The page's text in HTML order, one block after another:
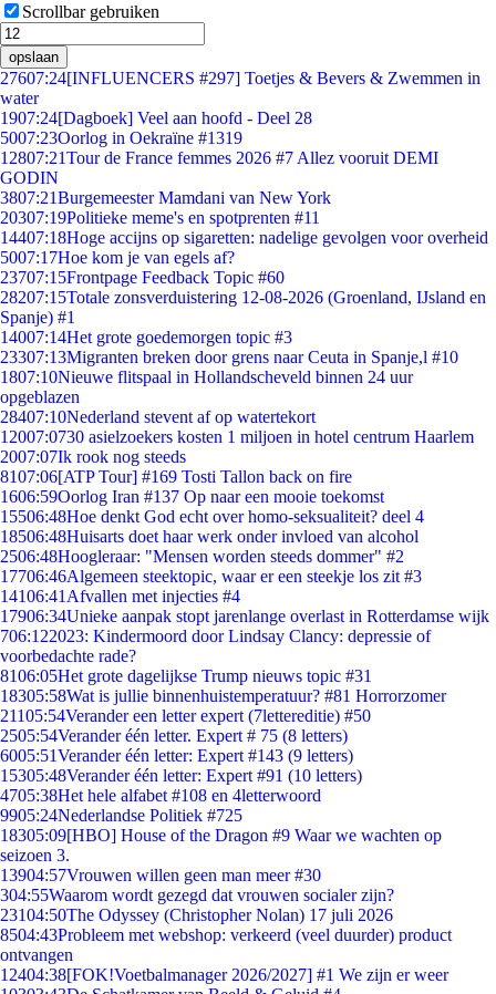
Scrollbar gebruiken
opslaan
27607:24[INFLUENCERS #297] Toetjes & Bevers & Zwemmen in
water
1907:24[Dagboek] Veel aan hoofd - Deel 28
5007:23Oorlog in Oekraïne #1319
12807:21Tour de France femmes 2026 #7 Allez vooruit DEMI
GODIN
3807:21Burgemeester Mamdani van New York
20307:19Politieke meme's en spotprenten #11
14407:18Hoge accijns op sigaretten: nadelige gevolgen voor overheid
5007:17Hoe kom je van egels af?
23707:15Frontpage Feedback Topic #60
28207:15Totale zonsverduistering 12-08-2026 (Groenland, IJsland en
Spanje) #1
14007:14Het grote goedemorgen topic #3
23307:13Migranten breken door grens naar Ceuta in Spanje,l #10
1807:10Nieuwe flitspaal in Hollandscheveld binnen 24 uur
opgeblazen
28407:10Nederland stevent af op watertekort
12007:0730 asielzoekers kosten 1 miljoen in hotel centrum Haarlem
2007:07Ik rook nog steeds
8107:06[ATP Tour] #169 Tosti Tallon back on fire
1606:59Oorlog Iran #137 Op naar een mooie toekomst
15506:48Hoe denkt God echt over homo-seksualiteit? deel 4
18506:48Huisarts doet haar werk onder invloed van alcohol
2506:48Hoogleraar: "Mensen worden steeds dommer" #2
17706:46Algemeen steektopic, waar er een steekje los zit #3
14106:41 Afvallen met injecties #4
17906:34Unieke aanpak stopt jarenlange overlast in Rotterdamse wijk
706:122023: Kindermoord door Lindsay Clancy: depressie of
voorbedachte rade?
8106:05Het grote dagelijkse Trump nieuws topic #31
18305:58Wat is jullie binnenhuistemperatuur? #81 Horrorzomer
21105:54Verander een letter expert (7lettereditie) #50
2505:54Verander één letter. Expert # 75 (8 letters)
6005:51Verander één letter: Expert #143 (9 letters)
15305:48Verander één letter: Expert #91 (10 letters)
4705:38Het hele alfabet #108 en 4letterwoord
9905:24Nederlandse Politiek #725
18305:09[HBO] House of the Dragon #9 Waar we wachten op
seizoen 3.
13904:57Vrouwen willen geen man meer #30
304:55Waarom wordt gezegd dat vrouwen socialer zijn?
23104:50The Odyssey (Christopher Nolan) 17 juli 2026
8504:43Probleem met webshop: verkeerd (veel duurder) product
ontvangen
12404:38[FOK!Voetbalmanager 2026/2027] #1 We zijn er weer